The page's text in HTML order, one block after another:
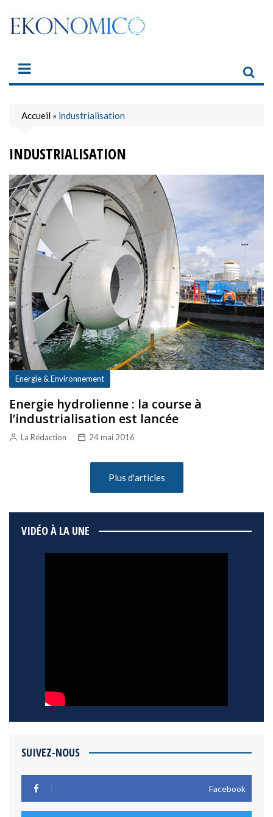
content
Accueil » industrialisation
INDUSTRIALISATION
Energie & Environnement
Energie hydrolienne : la course à
l’industrialisation est lancée
La Rédaction 24 mai 2016
Plus d'articles
VIDÉO À LA UNE
SUIVEZ-NOUS
Facebook